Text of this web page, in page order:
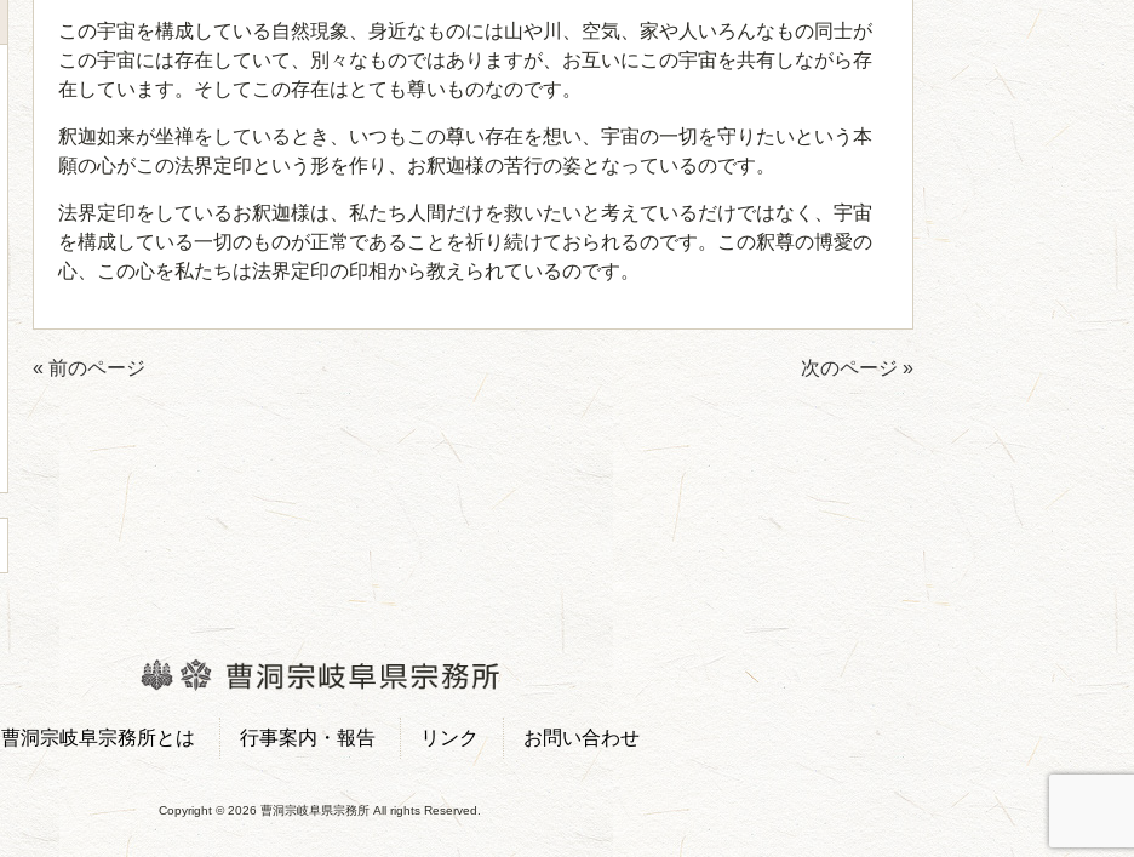
印
キ
く
い。
この宇宙を構成している自然現象、身近なものには山や川、空気、家や人いろんなもの同士が
この宇宙には存在していて、別々なものではありますが、お互いにこの宇宙を共有しながら存
在しています。そしてこの存在はとても尊いものなのです。
釈迦如来が坐禅をしているとき、いつもこの尊い存在を想い、宇宙の一切を守りたいという本
願の心がこの法界定印という形を作り、お釈迦様の苦行の姿となっているのです。
法界定印をしているお釈迦様は、私たち人間だけを救いたいと考えているだけではなく、宇宙
を構成している一切のものが正常であることを祈り続けておられるのです。この釈尊の博愛の
心、この心を私たちは法界定印の印相から教えられているのです。
« 前のページ 次のページ »
曹洞宗岐阜宗務所とは 行事案内・報告 リンク お問い合わせ
Copyright © 2026 曹洞宗岐阜県宗務所 All rights Reserved.